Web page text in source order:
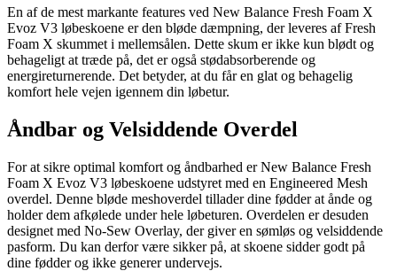
En af de mest markante features ved New Balance Fresh Foam X
Evoz V3 løbeskoene er den bløde dæmpning, der leveres af Fresh
Foam X skummet i mellemsålen. Dette skum er ikke kun blødt og
behageligt at træde på, det er også stødabsorberende og
energireturnerende. Det betyder, at du får en glat og behagelig
komfort hele vejen igennem din løbetur.
Åndbar og Velsiddende Overdel
For at sikre optimal komfort og åndbarhed er New Balance Fresh
Foam X Evoz V3 løbeskoene udstyret med en Engineered Mesh
overdel. Denne bløde meshoverdel tillader dine fødder at ånde og
holder dem afkølede under hele løbeturen. Overdelen er desuden
designet med No-Sew Overlay, der giver en sømløs og velsiddende
pasform. Du kan derfor være sikker på, at skoene sidder godt på
dine fødder og ikke generer undervejs.